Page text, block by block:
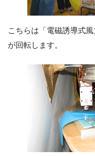
こちらは「電磁誘導式
が回転します。